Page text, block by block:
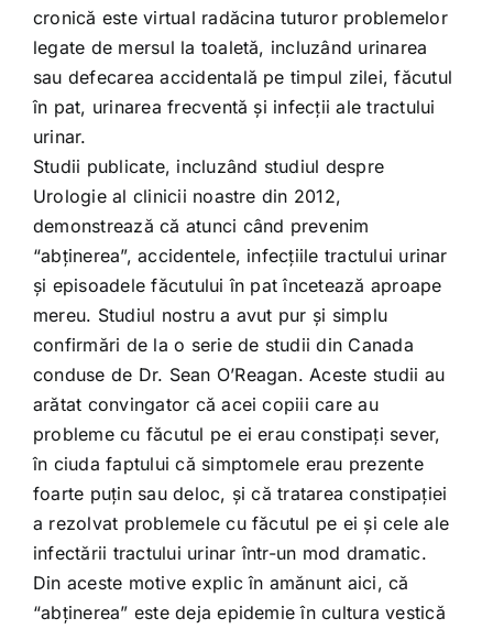
cronică este virtual radăcina tuturor problemelor
legate de mersul la toaletă, incluzând urinarea
sau defecarea accidentală pe timpul zilei, făcutul
în pat, urinarea frecventă şi infecţii ale tractului
urinar.
Studii publicate, incluzând studiul despre
Urologie al clinicii noastre din 2012,
demonstrează că atunci când prevenim
“abţinerea”, accidentele, infecţiile tractului urinar
şi episoadele făcutului în pat încetează aproape
mereu. Studiul nostru a avut pur şi simplu
confirmări de la o serie de studii din Canada
conduse de Dr. Sean O’Reagan. Aceste studii au
arătat convingator că acei copiii care au
probleme cu făcutul pe ei erau constipaţi sever,
în ciuda faptului că simptomele erau prezente
foarte puţin sau deloc, şi că tratarea constipaţiei
a rezolvat problemele cu făcutul pe ei şi cele ale
infectării tractului urinar într-un mod dramatic.
Din aceste motive explic în amănunt aici, că
“abţinerea” este deja epidemie în cultura vestică